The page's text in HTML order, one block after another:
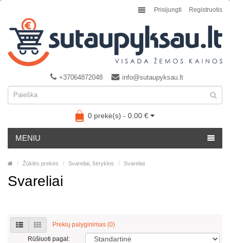
Prisijungti Registruotis
+37064872048 info@sutaupyksau.lt
0 prekė(s) - 0.00 €
MENIU
Žūklės prekės Svareliai, šėryklos Svareliai
Svareliai
Prekių palyginimas (0)
Rūšiuoti pagal: